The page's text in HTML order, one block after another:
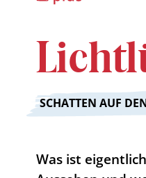
:
SCHATTEN AUF
Was ist